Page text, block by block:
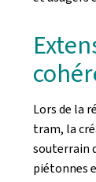
Lors de la
tram, la
souterrain
piétonnes